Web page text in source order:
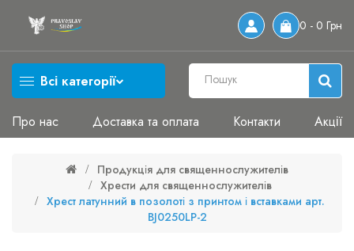
0 - 0 Грн
Всі категорії
Про нас Доставка та оплата Контакти Акції
Продукція для священнослужителів
Хрести для священнослужителів
Хрест латунний в позолоті з принтом і вставками арт.
BJ0250LP-2